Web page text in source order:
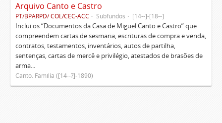
Arquivo Canto e Castro
PT/BPARPD/ COL/CEC-ACC Subfundos [14--]-[18--]
Inclui os “Documentos da Casa de Miguel Canto e Castro” que
compreendem cartas de sesmaria, escrituras de compra e venda,
contratos, testamentos, inventários, autos de partilha,
sentenças, cartas de mercê e privilégio, atestados de brasões de
arma...
Canto. Família ([14--?]-1890)